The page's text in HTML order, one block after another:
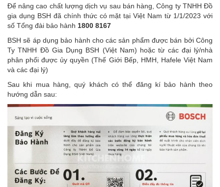
Để nâng cao chất lượng dịch vụ sau bán hàng, Công ty TNHH Đồ
gia dụng BSH đã chính thức có mặt tại Việt Nam từ 1/1/2023 với
số Tổng đài bảo hành 1800 8167
BSH sẽ áp dụng bảo hành cho các sản phẩm được bán bởi Công
Ty TNHH Đồ Gia Dụng BSH (Việt Nam) hoặc từ các đại lý/nhà
phân phối được ủy quyền (Thế Giới Bếp, HMH, Hafele Việt Nam
và các đại lý)
Sau khi mua hàng, quý khách có thể đăng kí bảo hành theo
hướng dẫn sau: